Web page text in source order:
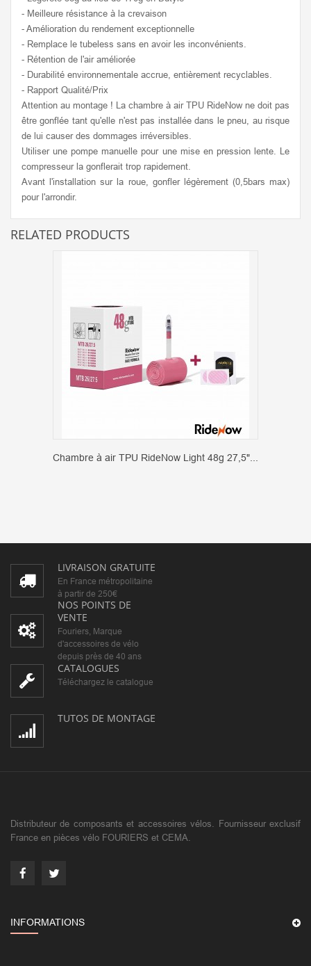
- Meilleure résistance à la crevaison
- Amélioration du rendement exceptionnelle
- Remplace le tubeless sans en avoir les inconvénients.
- Rétention de l'air améliorée
- Durabilité environnementale accrue, entièrement recyclables.
- Rapport Qualité/Prix
Attention au montage ! La chambre à air TPU RideNow ne doit pas
être gonflée tant qu'elle n'est pas installée dans le pneu, au risque
de lui causer des dommages irréversibles.
Utiliser une pompe manuelle pour une mise en pression lente. Le
compresseur la gonflerait trop rapidement.
Avant l'installation sur la roue, gonfler légèrement (0,5bars max)
pour l'arrondir.
RELATED PRODUCTS
Chambre à air TPU RideNow Light 48g 27,5"...
LIVRAISON GRATUITE
En France métropolitaine
à partir de 250€
NOS POINTS DE
VENTE
Fouriers, Marque
d'accessoires de vélo
depuis près de 40 ans
CATALOGUES
Téléchargez le catalogue
TUTOS DE MONTAGE
Distributeur de composants et accessoires vélos. Fournisseur exclusif
France en pièces vélo FOURIERS et CEMA.
INFORMATIONS